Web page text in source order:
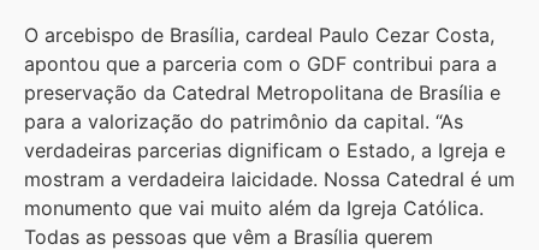
O arcebispo de Brasília, cardeal Paulo Cezar Costa,
apontou que a parceria com o GDF contribui para a
preservação da Catedral Metropolitana de Brasília e
para a valorização do patrimônio da capital. “As
verdadeiras parcerias dignificam o Estado, a Igreja e
mostram a verdadeira laicidade. Nossa Catedral é um
monumento que vai muito além da Igreja Católica.
Todas as pessoas que vêm a Brasília querem